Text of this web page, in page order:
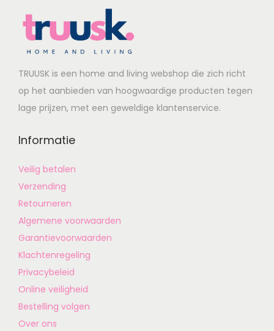
TRUUSK is een home and living webshop die zich richt
op het aanbieden van hoogwaardige producten tegen
lage prijzen, met een geweldige klantenservice.
Informatie
Veilig betalen
Verzending
Retourneren
Algemene voorwaarden
Garantievoorwaarden
Klachtenregeling
Privacybeleid
Online veiligheid
Bestelling volgen
Over ons